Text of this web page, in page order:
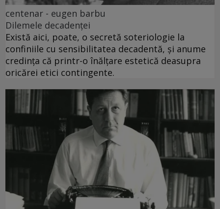
centenar - eugen barbu
Dilemele decadenței
Există aici, poate, o secretă soteriologie la
confiniile cu sensibilitatea decadentă, și anume
credința că printr-o înălțare estetică deasupra
oricărei etici contingente.